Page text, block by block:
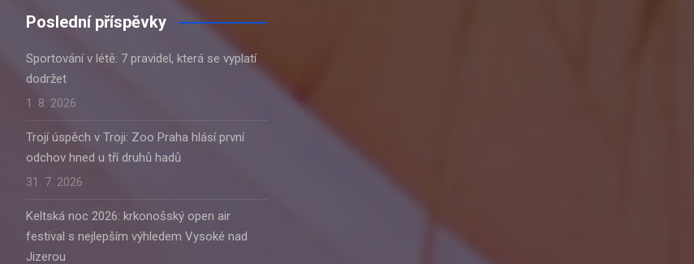
Poslední příspěvky
Sportování v létě: 7 pravidel, která se vyplatí
dodržet
1. 8. 2026
Trojí úspěch v Troji: Zoo Praha hlásí první
odchov hned u tří druhů hadů
31. 7. 2026
Keltská noc 2026: krkonošský open air
festival s nejlepším výhledem Vysoké nad
Jizerou